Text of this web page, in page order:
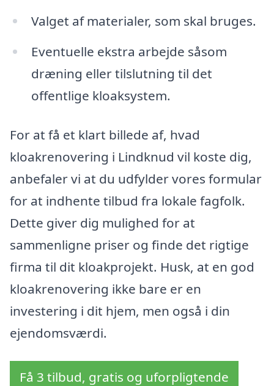
Valget af materialer, som skal bruges.
Eventuelle ekstra arbejde såsom
dræning eller tilslutning til det
offentlige kloaksystem.
For at få et klart billede af, hvad
kloakrenovering i Lindknud vil koste dig,
anbefaler vi at du udfylder vores formular
for at indhente tilbud fra lokale fagfolk.
Dette giver dig mulighed for at
sammenligne priser og finde det rigtige
firma til dit kloakprojekt. Husk, at en god
kloakrenovering ikke bare er en
investering i dit hjem, men også i din
ejendomsværdi.
Få 3 tilbud, gratis og uforpligtende